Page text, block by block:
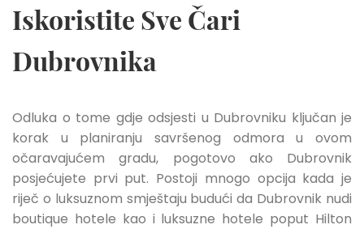
Iskoristite Sve Čari
Dubrovnika
Odluka o tome gdje odsjesti u Dubrovniku ključan je
korak u planiranju savršenog odmora u ovom
očaravajućem gradu, pogotovo ako Dubrovnik
posjećujete prvi put. Postoji mnogo opcija kada je
riječ o luksuznom smještaju budući da Dubrovnik nudi
boutique hotele kao i luksuzne hotele poput Hilton